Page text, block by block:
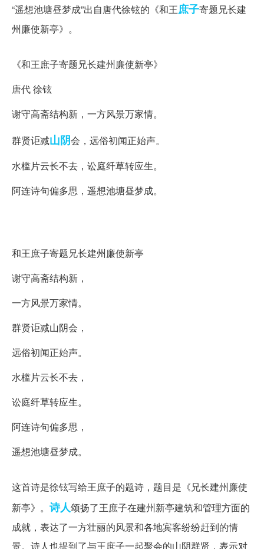
“遥想池塘昼梦成”出自唐代徐铉的《和王庶子寄题兄长建
州廉使新亭》。
《和王庶子寄题兄长建州廉使新亭》
唐代 徐铉
谢守高斋结构新，一方风景万家情。
群贤讵减山阴会，远俗初闻正始声。
水槛片云长不去，讼庭纤草转应生。
阿连诗句偏多思，遥想池塘昼梦成。
和王庶子寄题兄长建州廉使新亭
谢守高斋结构新，
一方风景万家情。
群贤讵减山阴会，
远俗初闻正始声。
水槛片云长不去，
讼庭纤草转应生。
阿连诗句偏多思，
遥想池塘昼梦成。
这首诗是徐铉写给王庶子的题诗，题目是《兄长建州廉使
新亭》。 诗人颂扬了王庶子在建州新亭建筑和管理方面的
成就，表达了一方壮丽的风景和各地宾客纷纷赶到的情
景。诗人也提到了与王庶子一起聚会的山阴群贤，表示对